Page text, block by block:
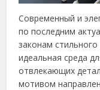
Современный и
по последним
законам
идеальная среда
отвлекающих
мотивом